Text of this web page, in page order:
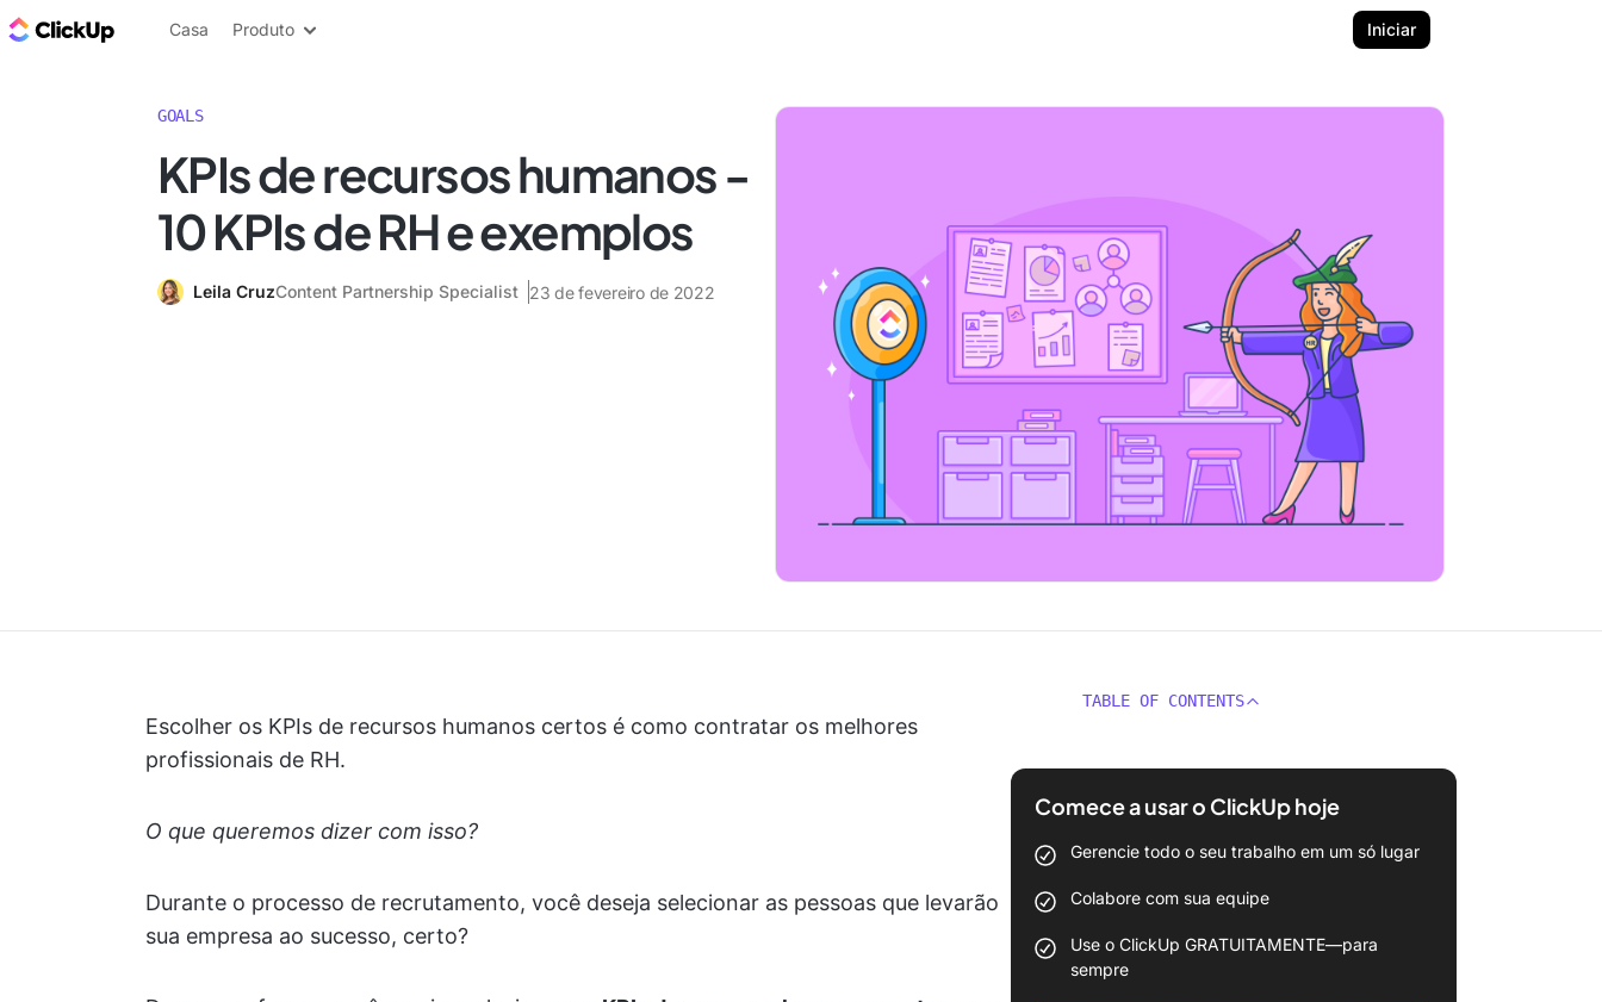
ClickUp Blogue
Casa Produto Iniciar
GOALS
KPIs de recursos humanos -
10 KPIs de RH e exemplos
Leila CruzContent Partnership Specialist 23 de fevereiro de 2022
Escolher os KPIs de recursos humanos certos é como contratar os melhores
profissionais de RH.
O que queremos dizer com isso?
Durante o processo de recrutamento, você deseja selecionar as pessoas que levarão
sua empresa ao sucesso, certo?
TABLE OF CONTENTS
Comece a usar o ClickUp hoje
Gerencie todo o seu trabalho em um só lugar
Colabore com sua equipe
Use o ClickUp GRATUITAMENTE—para
sempre